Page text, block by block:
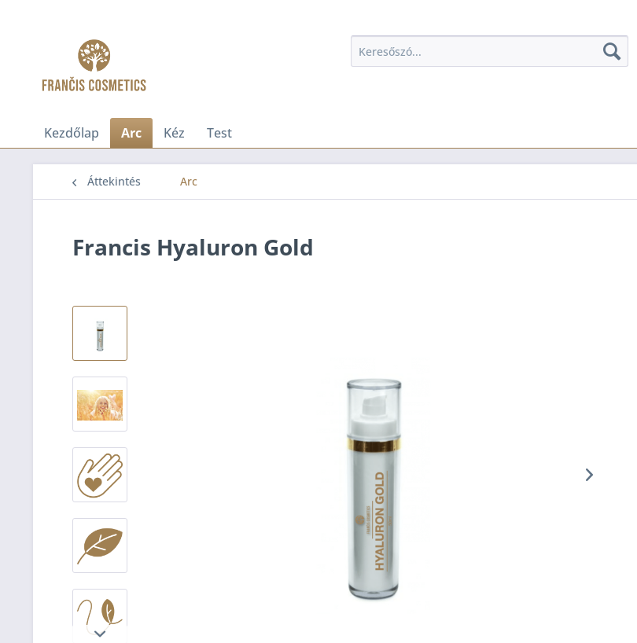
Kezdőlap Arc Kéz Test
Áttekintés Arc
Francis Hyaluron Gold